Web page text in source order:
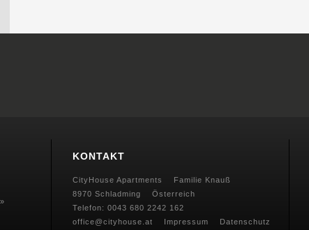
KONTAKT
CityHouse Apartments
Familie Knauß
8970 Schladming
Österreich
Telefon: 0043 680 2242 162
office@cityhouse.at
Impressum Datenschutz